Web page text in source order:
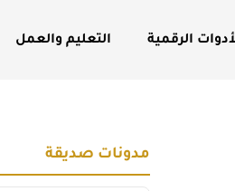
الرقمية التعليم والعمل
مدونات صديقة